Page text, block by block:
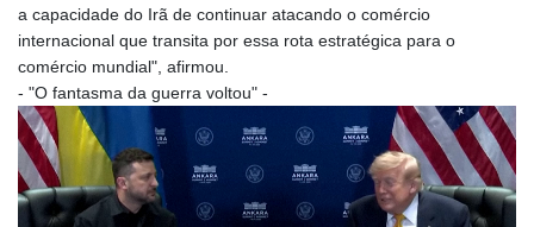
a capacidade do Irã de continuar atacando o comércio
internacional que transita por essa rota estratégica para o
comércio mundial", afirmou.
- "O fantasma da guerra voltou" -